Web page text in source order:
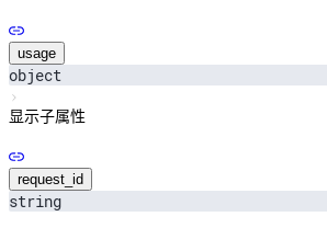
usage
object
显示子属性
request_id
string